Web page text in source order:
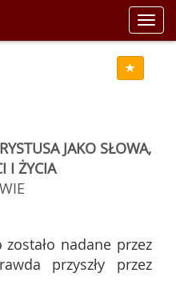
JAKO SŁOWA,
I ŻYCIA
nadane przez
przyszły przez